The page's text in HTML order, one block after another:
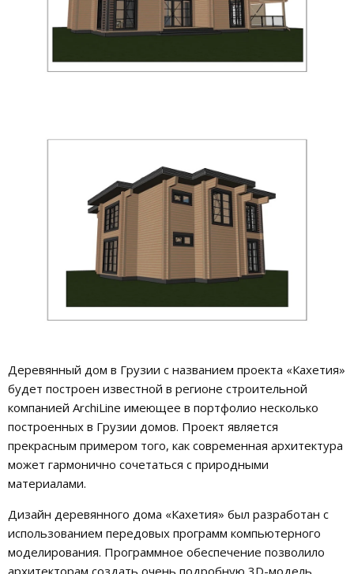
Деревянный дом в Грузии с названием проекта «Кахетия»
будет построен известной в регионе строительной
компанией ArchiLine имеющее в портфолио несколько
построенных в Грузии домов. Проект является
прекрасным примером того, как современная архитектура
может гармонично сочетаться с природными
материалами.
Дизайн деревянного дома «Кахетия» был разработан с
использованием передовых программ компьютерного
моделирования. Программное обеспечение позволило
архитекторам создать очень подробную 3D-модель